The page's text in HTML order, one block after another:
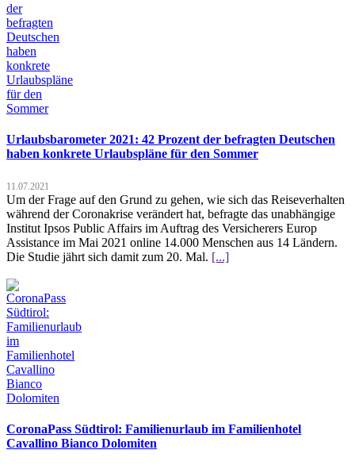
Urlaubsbarometer 2021: 42 Prozent der befragten Deutschen
haben konkrete Urlaubspläne für den Sommer
11.07.2021
Um der Frage auf den Grund zu gehen, wie sich das Reiseverhalten
während der Coronakrise verändert hat, befragte das unabhängige
Institut Ipsos Public Affairs im Auftrag des Versicherers Europ
Assistance im Mai 2021 online 14.000 Menschen aus 14 Ländern.
Die Studie jährt sich damit zum 20. Mal. [...]
CoronaPass Südtirol: Familienurlaub im Familienhotel
Cavallino Bianco Dolomiten